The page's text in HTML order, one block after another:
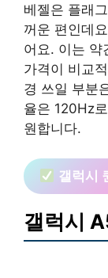
베젤은 플래
꺼운 편인데
어요. 이는 약
가격이 비교
경 쓰일 부분
율은 120Hz
원합니다.
갤럭시
갤럭시